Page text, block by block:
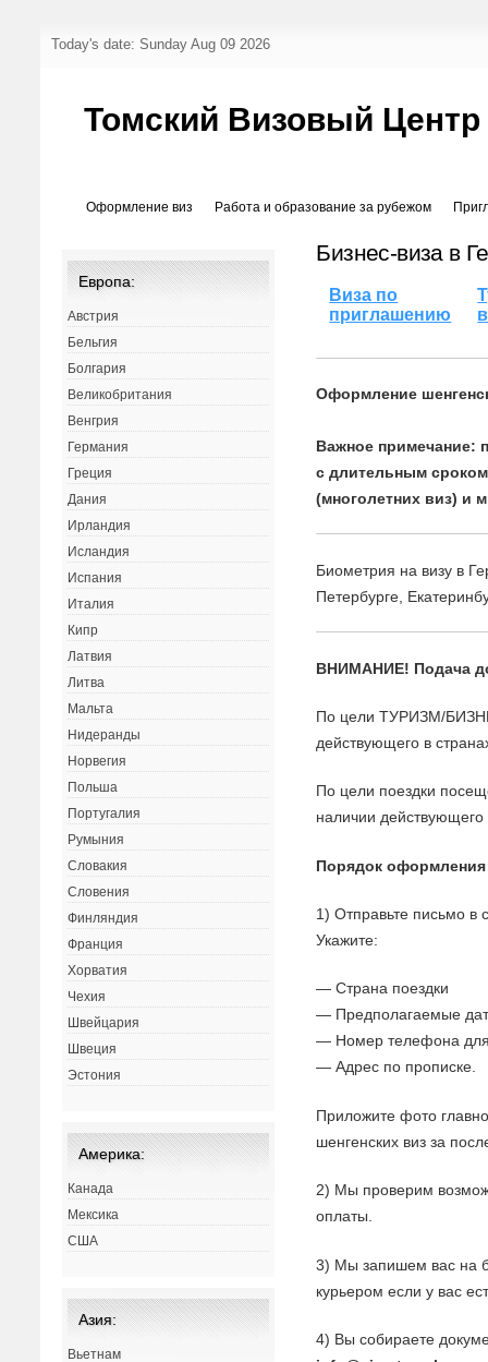
Today's date: Sunday Aug 09 2026
Томский Визовый Центр
Оформление виз Работа и образование за рубежом
Бизнес-виза в
Виза по
приглашению
Оформление
Важное примечание:
с длительным
(многолетних виз) и
Биометрия на визу в
Петербурге,
ВНИМАНИЕ! Подача
По цели ТУРИЗМ/
действующего в
По цели поездки
наличии
Порядок
1) Отправьте письмо
Укажите:
— Страна поездки
— Предполагаемые
— Номер телефона для
— Адрес по прописке.
Приложите фото
шенгенских виз за
2) Мы проверим
оплаты.
3) Мы запишем вас на
курьером если у вас
4) Вы собираете
Европа:
Австрия
Бельгия
Болгария
Великобритания
Венгрия
Германия
Греция
Дания
Ирландия
Исландия
Испания
Италия
Кипр
Латвия
Литва
Мальта
Нидеранды
Норвегия
Польша
Португалия
Румыния
Словакия
Словения
Финляндия
Франция
Хорватия
Чехия
Швейцария
Швеция
Эстония
Америка:
Канада
Мексика
США
Азия:
Вьетнам